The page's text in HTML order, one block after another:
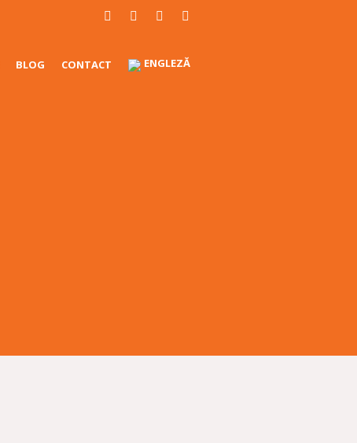
BLOG CONTACT ENGLEZĂ